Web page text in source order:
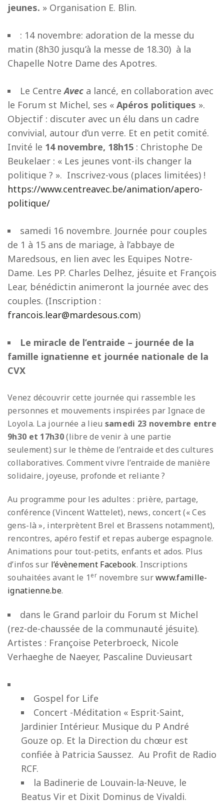
jeunes. » Organisation E. Blin.
: 14 novembre: adoration de la messe du
matin (8h30 jusqu’à la messe de 18.30) à la
Chapelle Notre Dame des Apotres.
Le CentreAvec a lancé, en collaboration avec
le Forum st Michel, ses « Apéros politiques ».
Objectif : discuter avec un élu dans un cadre
convivial, autour d’un verre. Et en petit comité.
Invité le 14 novembre, 18h15 : Christophe De
Beukelaer : « Les jeunes vont-ils changer la
politique ? ». Inscrivez-vous (places limitées) !
https://www.centreavec.be/animation/apero-
politique/
samedi 16 novembre. Journée pour couples
de 1 à 15 ans de mariage, à l’abbaye de
Maredsous, en lien avec les Equipes Notre-
Dame. Les PP. Charles Delhez, jésuite et François
Lear, bénédictin animeront la journée avec des
couples. (Inscription :
francois.lear@mardesous.com)
Le miracle de l’entraide – journée de la
famille ignatienne et journée nationale de la
CVX
Venez découvrir cette journée qui rassemble les
personnes et mouvements inspirées par Ignace de
Loyola. La journée a lieu samedi 23 novembre entre
9h30 et 17h30(libre de venir à une partie
seulement) sur le thème de l’entraide et des cultures
collaboratives. Comment vivre l’entraide de manière
solidaire, joyeuse, profonde et reliante ?
Au programme pour les adultes : prière, partage,
conférence (Vincent Wattelet), news, concert (« Ces
gens-là », interprètent Brel et Brassens notamment),
rencontres, apéro festif et repas auberge espagnole.
Animations pour tout-petits, enfants et ados. Plus
d’infos sur l’évènement Facebook. Inscriptions
souhaitées avant le 1 ernovembre surwww.famille-
ignatienne.be.
dans le Grand parloir du Forum st Michel
(rez-de-chaussée de la communauté jésuite).
Artistes : Françoise Peterbroeck, Nicole
Verhaeghe de Naeyer, Pascaline Duvieusart
Gospel for Life
Concert -Méditation « Esprit-Saint,
Jardinier Intérieur. Musique du P André
Gouze op. Et la Direction du chœur est
confiée à Patricia Saussez. Au Profit de Radio
RCF.
la Badinerie de Louvain-la-Neuve, le
Beatus Vir et Dixit Dominus de Vivaldi.